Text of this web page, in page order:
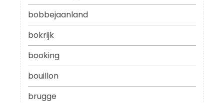
bobbejaanland
bokrijk
booking
bouillon
brugge